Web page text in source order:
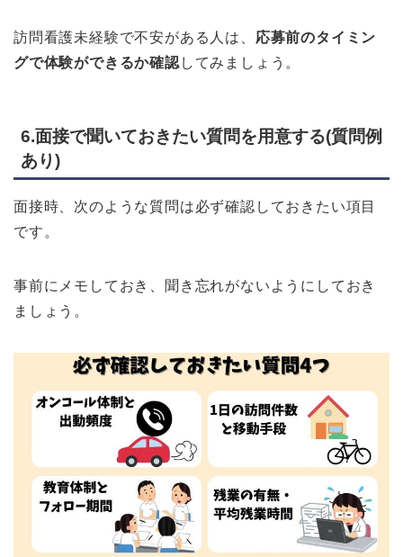
訪問看護未経験で不安がある人は、 応募前のタイミン
グで体験ができるか確認 してみましょう。
6.面接で聞いておきたい質問を用意する(質問例
あり)
面接時、次のような質問は必ず確認しておきたい項目
です。
事前にメモしておき、聞き忘れがないようにしておき
ましょう。